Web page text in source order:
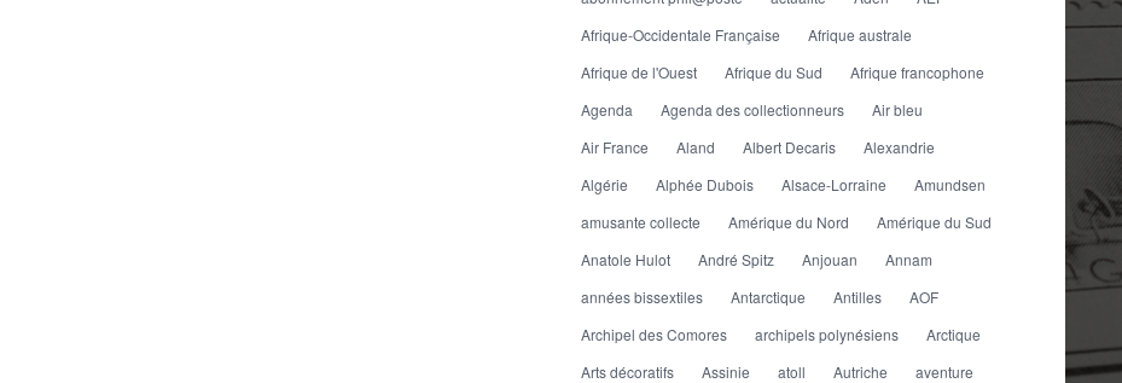
Afrique-Occidentale Française
Afrique australe
Afrique de l'Ouest
Afrique du Sud
Afrique francophone
Agenda
Agenda des collectionneurs
Air bleu
Air France
Aland Albert Decaris
Alexandrie
Algérie
Alphée Dubois Alsace-Lorraine
Amundsen
amusante collecte
Amérique du Nord
Amérique du Sud
Anatole Hulot
André Spitz Anjouan
Annam
années bissextiles
Antarctique Antilles
AOF
Archipel des Comores
archipels polynésiens
Arctique
Arts décoratifs
Assinie atoll Autriche
aventure